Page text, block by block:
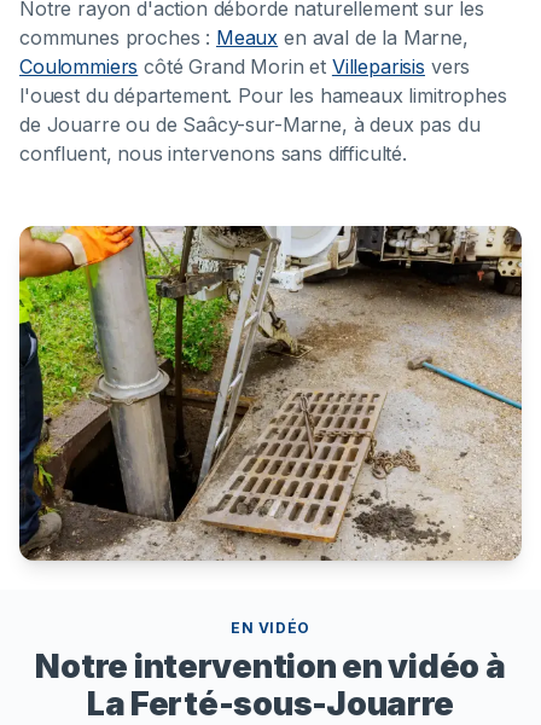
Notre rayon d'action déborde naturellement sur les
communes proches : Meaux en aval de la Marne,
Coulommiers côté Grand Morin et Villeparisis vers
l'ouest du département. Pour les hameaux limitrophes
de Jouarre ou de Saâcy-sur-Marne, à deux pas du
confluent, nous intervenons sans difficulté.
EN VIDÉO
Notre intervention en vidéo à
La Ferté-sous-Jouarre